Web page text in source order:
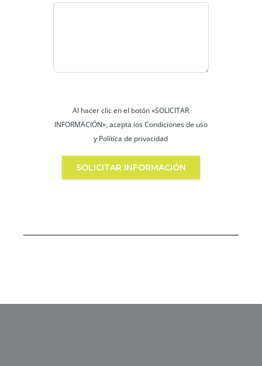
Al hacer clic en el botón «SOLICITAR
INFORMACIÓN», acepta los Condiciones de uso
y Política de privacidad
SOLICITAR INFORMACIÓN